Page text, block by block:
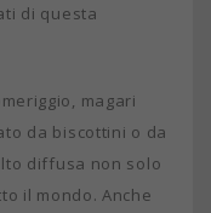
di questa
magari
da biscottini o da
diffusa non solo
il mondo. Anche